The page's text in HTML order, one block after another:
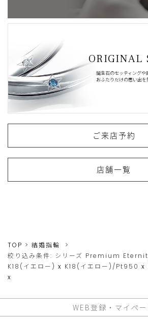
ORIGINAL
誕生石のセッティングや
おふたりだけの思い出を
ご来店予約
店舗一覧
TOP
結婚指輪
絞り込み条件: シリーズ Premium
K18(イエロー) x K18(イエロー)/Pt950 x
x
WEB登録・マイペー